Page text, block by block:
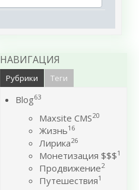
НАВИГАЦИЯ
Рубрики Теги
Blog63
Maxsite CMS20
Жизнь16
Лирика26
Монетизация $$$1
Продвижение2
Путешествия1